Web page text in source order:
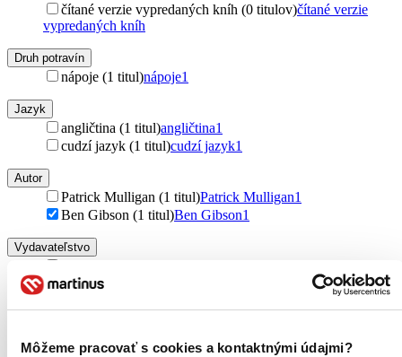
Môžeme pracovať s cookies a kontaktnými údajmi?
čítané verzie vypredaných kníh (0 titulov)čítané verzie
vypredaných kníh
Druh potravín
nápoje (1 titul)nápoje1
Jazyk
angličtina (1 titul)angličtina1
cudzí jazyk (1 titul)cudzí jazyk1
Autor
Patrick Mulligan (1 titul)Patrick Mulligan1
Ben Gibson (1 titul)Ben Gibson1
Vydavateľstvo
Väzba
Zúžiť výber